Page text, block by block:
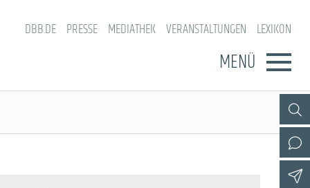
DBB.DE PRESSE MEDIATHEK VERANSTALTUNGEN LEXIKON
MENÜ